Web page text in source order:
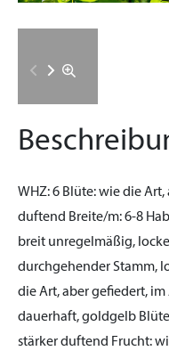
WHZ:6 Blüte:wie die Art,
duftend Breite/m:6-8
breit unregelmäßig,
durchgehender Stamm,
die Art, aber gefiedert,
dauerhaft, goldgelb
stärker duftend Frucht: